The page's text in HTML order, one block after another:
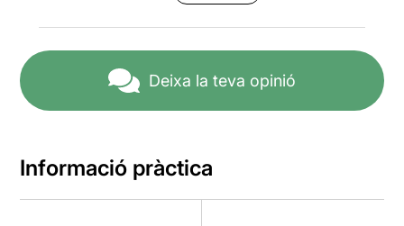
Deixa la teva opinió
Informació pràctica